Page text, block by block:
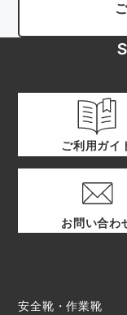
ご利用ガイ
お問い合わ
安全靴・作業靴